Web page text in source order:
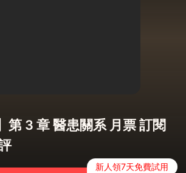
第 3 章 醫患關系 月票 訂閱
新人領7天免費試用